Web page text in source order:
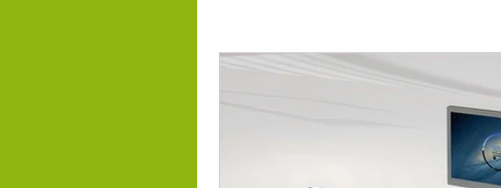
digital selling
tendencias